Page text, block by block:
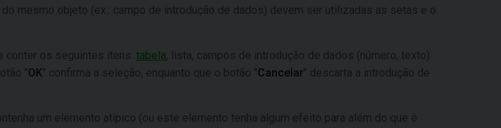
mesmo objeto (ex.: campo de introdução de dados) devem ser utilizadas as setas e o
conter os seguintes itens: tabela, lista, campos de introdução de dados (número, texto)
"OK" confirma a seleção, enquanto que o botão "Cancelar" descarta a introdução de
um elemento atípico (ou este elemento tenha algum efeito para além do que é